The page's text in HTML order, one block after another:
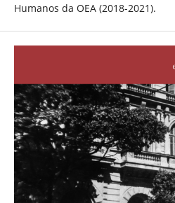
Humanos da OEA (2018-2021).